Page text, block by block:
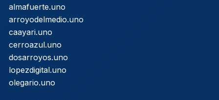
almafuerte.uno
arroyodelmedio.uno
caayari.uno
cerroazul.uno
dosarroyos.uno
lopezdigital.uno
olegario.uno